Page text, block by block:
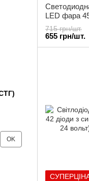
LED фара
линзами |
715 грн/шт.
655 грн/шт.
OK